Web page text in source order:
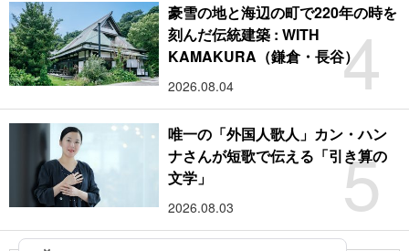
4
豪雪の地と海辺の町で220年の時を
刻んだ伝統建築 : WITH
KAMAKURA（鎌倉・長谷）
2026.08.04
5
唯一の「外国人歌人」カン・ハン
ナさんが短歌で伝える「引き算の
文学」
2026.08.03